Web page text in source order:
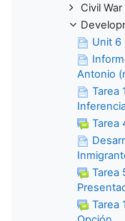
Civil
Unit 6
Antonio
Tarea
Tarea
Tarea
Tarea